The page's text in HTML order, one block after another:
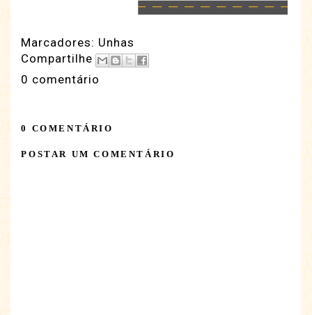
Marcadores: Unhas
Compartilhe
0 comentário
0 COMENTÁRIO
POSTAR UM COMENTÁRIO